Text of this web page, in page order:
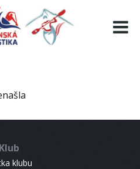
Klub
klubu
19
CONTACT